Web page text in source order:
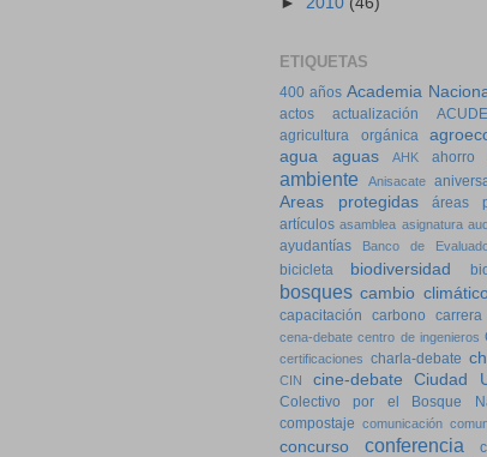
ETIQUETAS
400 años Academia
actos actualización ACUDE
agricultura orgánica
agua
aguas AHK ahorro
ambiente Anisacate
Areas protegidas
áreas
artículos asamblea asignatura
ayudantías
Banco de
bicicleta biodiversidad
bosques cambio climático
capacitación
carbono carrera
cena-debate centro de ingenieros
certificaciones charla-debate
CIN
cine-debate Ciudad
Colectivo por el Bosque
compostaje comunicación
concurso
conferencia